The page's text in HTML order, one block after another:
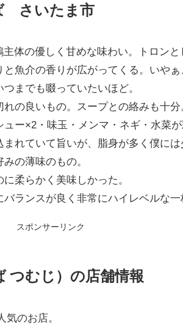
さいたま市
体の優しく甘めな味わい。トロン
魚介の香りが広がってくる。いや
までも啜っていたいほど。
の良いもの。スープとの絡みも十分
ー×2・味玉・メンマ・ネギ・水菜が
れていて旨いが、脂身が多く僕には
の薄味のもの。
柔らかく美味しかった。
ランスが良く非常にハイレベルな一
スポンサーリンク
つむじ）の店舗情報
気のお店。